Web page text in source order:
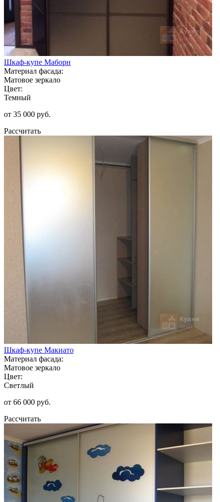
Шкаф-купе Маборн
Материал фасада:
Матовое зеркало
Цвет:
Темный
от 35 000 руб.
Рассчитать
Шкаф-купе Макиато
Материал фасада:
Матовое зеркало
Цвет:
Светлый
от 66 000 руб.
Рассчитать